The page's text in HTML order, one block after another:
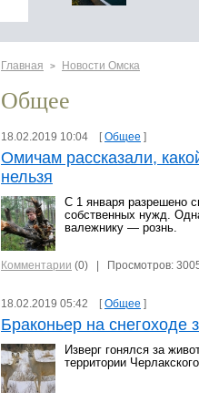
Главная > Новости Омска
Общее
18.02.2019 10:04 [Общее ]
Омичам рассказали,
нельзя
С 1 января разрешено
собственных нужд.
валежнику — рознь.
Комментарии (0) | Просмотров:
18.02.2019 05:42 [Общее ]
Браконьер на снегоходе
Изверг гонялся за
территории